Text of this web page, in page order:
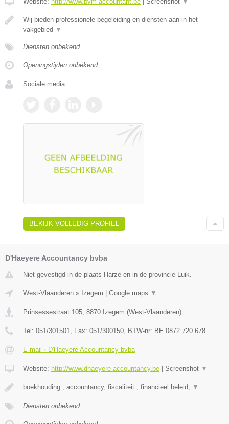
Wij bieden professionele begeleiding en diensten aan in het
vakgebied ▼
Diensten onbekend
Openingstijden onbekend
Sociale media:
BEKIJK VOLLEDIG PROFIEL
D'Haeyere Accountancy bvba
Niet gevestigd in de plaats Harze en in de provincie Luik.
West-Vlaanderen » Izegem | Google maps ▼
Prinsessestraat 105 8870 Izegem (West-Vlaanderen)
Tel: 051/301501 , Fax: 051/300150 , BTW-nr: BE 0872.720.678
E-mail › D'Haeyere Accountancy bvba
Website: http://www.dhaeyere-accountancy.be | Screenshot ▼
boekhouding , accountancy, fiscaliteit , financieel beleid, ▼
Diensten onbekend